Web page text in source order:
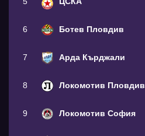
6 Ботев Пловдив
7 Арда Кърджали
8 Локомотив Пловдив
9 Локомотив София